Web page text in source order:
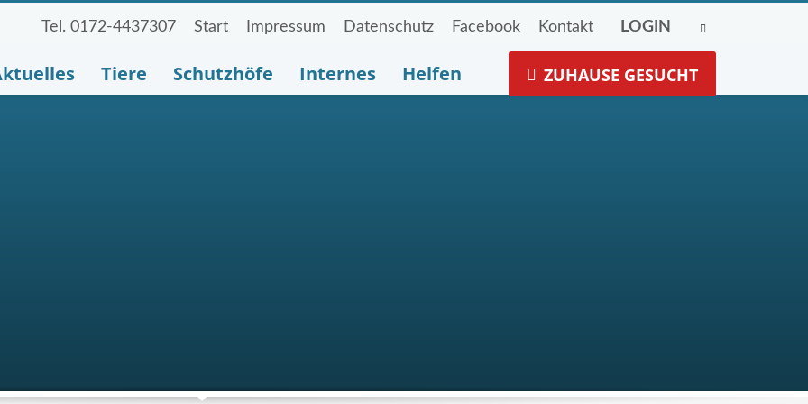
Tel. 0172-4437307 Start Impressum Datenschutz Facebook Kontakt LOGIN
Tiere Schutzhöfe Internes Helfen ZUHAUSE GESUCHT